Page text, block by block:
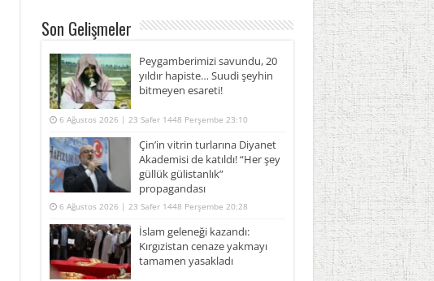
Son Gelişmeler
Peygamberimizi savundu, 20
yıldır hapiste… Suudi şeyhin
bitmeyen esareti!
6 Ağustos 2026 | 23 Safer 1448 Perşembe 23:10
Çin’in vitrin turlarına Diyanet
Akademisi de katıldı! “Her şey
güllük gülistanlık”
propagandası
6 Ağustos 2026 | 23 Safer 1448 Perşembe 20:28
İslam geleneği kazandı:
Kırgızistan cenaze yakmayı
tamamen yasakladı